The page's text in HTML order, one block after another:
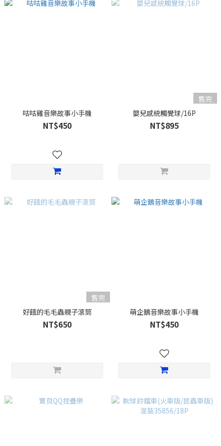
咕咕雞音樂故事小手機
NT$450
售完
嬰兒感統觸覺球/16P
NT$895
售完
好餓的毛毛蟲親子滾筒
NT$650
萌企鵝音樂故事小手機
NT$450